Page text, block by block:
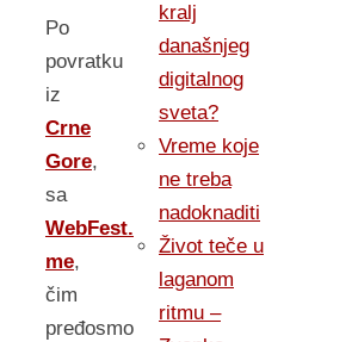
Po
povratku
iz
Crne
Gore,
sa
WebFest.
me,
čim
pređosmo
kralj
današnjeg
digitalnog
sveta?
Vreme koje
ne treba
nadoknaditi
Život teče u
laganom
ritmu –